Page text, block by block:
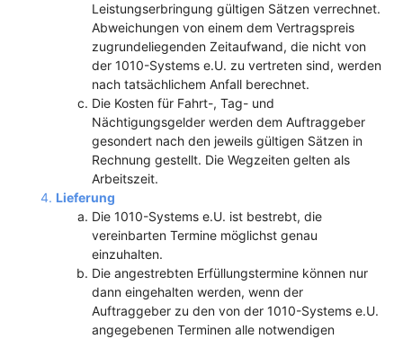
Leistungserbringung gültigen Sätzen verrechnet.
Abweichungen von einem dem Vertragspreis
zugrundeliegenden Zeitaufwand, die nicht von
der 1010-Systems e.U. zu vertreten sind, werden
nach tatsächlichem Anfall berechnet.
Die Kosten für Fahrt-, Tag- und
Nächtigungsgelder werden dem Auftraggeber
gesondert nach den jeweils gültigen Sätzen in
Rechnung gestellt. Die Wegzeiten gelten als
Arbeitszeit.
Lieferung
Die 1010-Systems e.U. ist bestrebt, die
vereinbarten Termine möglichst genau
einzuhalten.
Die angestrebten Erfüllungstermine können nur
dann eingehalten werden, wenn der
Auftraggeber zu den von der 1010-Systems e.U.
angegebenen Terminen alle notwendigen